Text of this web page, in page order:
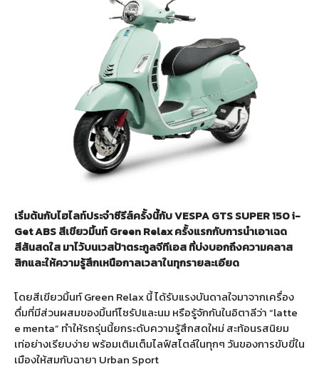
เริ่มต้นกับไฮไลท์ประจำซีรีส์ครั้งนี้กับVESPA GTS SUPER 150 i-
Get ABS สีเขียวมิ้นท์ Green Relax ครั้งแรกกับการนำเอาเฉด
สีสันสดใส มาไว้บนเวสป้าตระกูลจีทีเอส ที่บ่งบอกถึงความคลาส
สิกและให้ความรู้สึกเหนือกาลเวลาในทุกรายละเอียด
โดยสีเขียวมิ้นท์ Green Relaxนี้ ได้รับแรงบันดาลใจมาจากเครื่อง
ดื่มที่มีส่วนผสมของมิ้นท์ไซรัปและนม หรือรู้จักกันในอิตาลีว่า “latte
e menta” ทำให้รถรุ่นนี้ยกระดับความรู้สึกสดใหม่ สะท้อนรสนิยม
เท่อย่างเรียบง่าย พร้อมเติมเต็มไลฟ์สไตล์ในทุกๆ วันของการขับขี่ใน
เมืองให้สมกับฉายา Urban Sport